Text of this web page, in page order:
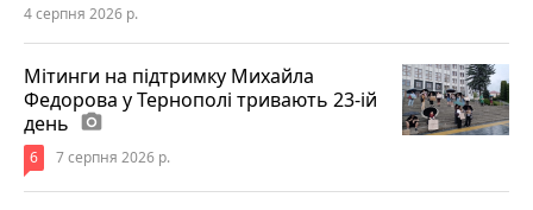
4 серпня 2026 р.
Мітинги на підтримку Михайла
Федорова у Тернополі тривають 23-ій
день photo_camera
6 7 серпня 2026 р.